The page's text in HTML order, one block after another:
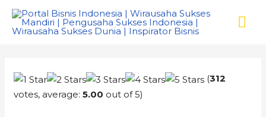
(312
votes, average:5.00 out of 5)